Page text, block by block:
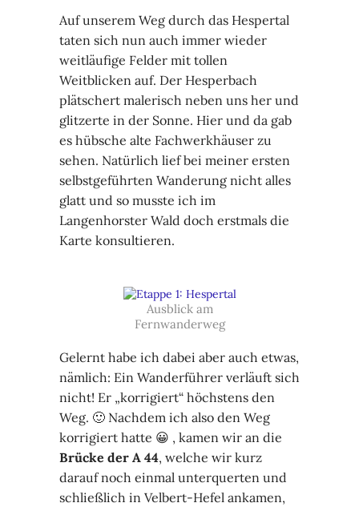
Auf unserem Weg durch das Hespertal
taten sich nun auch immer wieder
weitläufige Felder mit tollen
Weitblicken auf. Der Hesperbach
plätschert malerisch neben uns her und
glitzerte in der Sonne. Hier und da gab
es hübsche alte Fachwerkhäuser zu
sehen. Natürlich lief bei meiner ersten
selbstgeführten Wanderung nicht alles
glatt und so musste ich im
Langenhorster Wald doch erstmals die
Karte konsultieren.
Ausblick am
Fernwanderweg
Gelernt habe ich dabei aber auch etwas,
nämlich: Ein Wanderführer verläuft sich
nicht! Er „korrigiert“ höchstens den
Weg. 🙂 Nachdem ich also den Weg
korrigiert hatte 😀 , kamen wir an die
Brücke der A 44, welche wir kurz
darauf noch einmal unterquerten und
schließlich in Velbert-Hefel ankamen,